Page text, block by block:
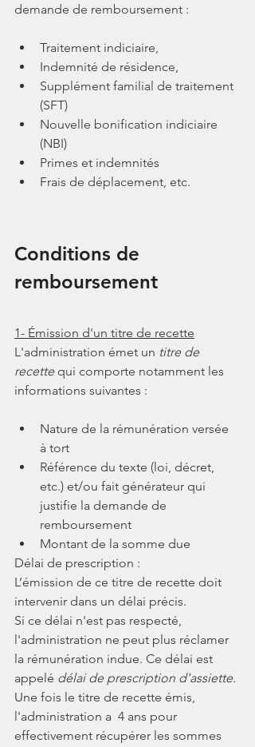
demande de remboursement :
Traitement indiciaire,
Indemnité de résidence,
Supplément familial de traitement
(SFT)
Nouvelle bonification indiciaire
(NBI)
Primes et indemnités
Frais de déplacement, etc.
Conditions de
remboursement
1- Émission d'un titre de recette
L'administration émet un titre de
recette qui comporte notamment les
informations suivantes :
Nature de la rémunération versée
à tort
Référence du texte (loi, décret,
etc.) et/ou fait générateur qui
justifie la demande de
remboursement
Montant de la somme due
Délai de prescription :
L’émission de ce titre de recette doit
intervenir dans un délai précis.
Si ce délai n'est pas respecté,
l'administration ne peut plus réclamer
la rémunération indue. Ce délai est
appelé délai de prescription d'assiette.
Une fois le titre de recette émis,
l'administration a  4 ans pour
effectivement récupérer les sommes